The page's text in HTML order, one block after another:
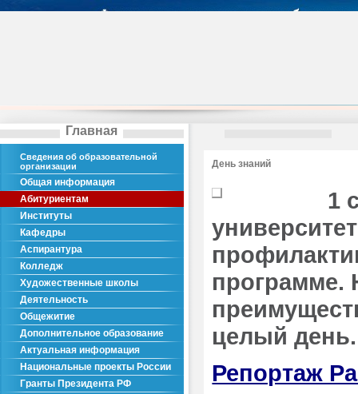
Главная
Сведения об образовательной
организации
Общая информация
Абитуриентам
Институты
Кафедры
Аспирантура
Колледж
Художественные школы
Деятельность
Общежитие
Дополнительное образование
Актуальная информация
Национальные проекты России
Гранты Президента РФ
День знаний
1
программе.
целый день.
Репортаж